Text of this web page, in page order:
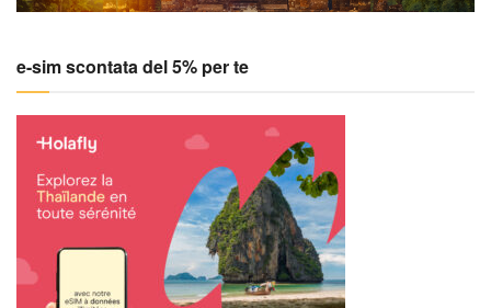
e-sim scontata del 5% per te